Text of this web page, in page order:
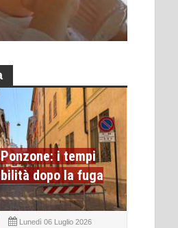
i tempi
dopo la fuga
Lunedì 06 Luglio 2026